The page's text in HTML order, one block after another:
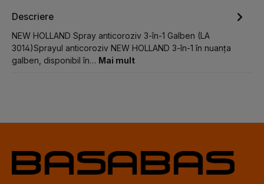
Descriere
NEW HOLLAND Spray anticoroziv 3-în-1 Galben (LA
3014)Sprayul anticoroziv NEW HOLLAND 3-în-1 în nuanța
galben, disponibil în… Mai mult